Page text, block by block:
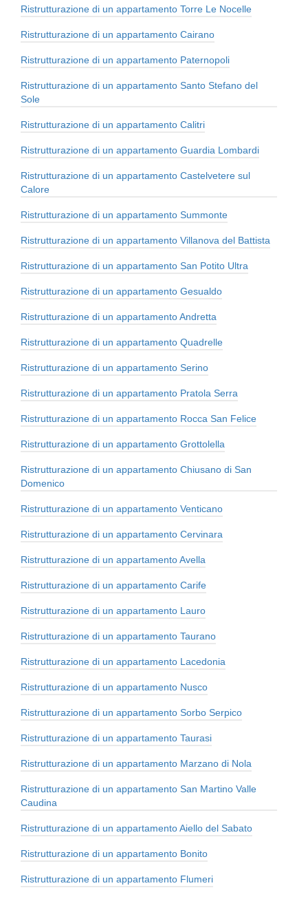
Ristrutturazione di un appartamento Torre Le Nocelle
Ristrutturazione di un appartamento Cairano
Ristrutturazione di un appartamento Paternopoli
Ristrutturazione di un appartamento Santo Stefano del
Sole
Ristrutturazione di un appartamento Calitri
Ristrutturazione di un appartamento Guardia Lombardi
Ristrutturazione di un appartamento Castelvetere sul
Calore
Ristrutturazione di un appartamento Summonte
Ristrutturazione di un appartamento Villanova del Battista
Ristrutturazione di un appartamento San Potito Ultra
Ristrutturazione di un appartamento Gesualdo
Ristrutturazione di un appartamento Andretta
Ristrutturazione di un appartamento Quadrelle
Ristrutturazione di un appartamento Serino
Ristrutturazione di un appartamento Pratola Serra
Ristrutturazione di un appartamento Rocca San Felice
Ristrutturazione di un appartamento Grottolella
Ristrutturazione di un appartamento Chiusano di San
Domenico
Ristrutturazione di un appartamento Venticano
Ristrutturazione di un appartamento Cervinara
Ristrutturazione di un appartamento Avella
Ristrutturazione di un appartamento Carife
Ristrutturazione di un appartamento Lauro
Ristrutturazione di un appartamento Taurano
Ristrutturazione di un appartamento Lacedonia
Ristrutturazione di un appartamento Nusco
Ristrutturazione di un appartamento Sorbo Serpico
Ristrutturazione di un appartamento Taurasi
Ristrutturazione di un appartamento Marzano di Nola
Ristrutturazione di un appartamento San Martino Valle
Caudina
Ristrutturazione di un appartamento Aiello del Sabato
Ristrutturazione di un appartamento Bonito
Ristrutturazione di un appartamento Flumeri